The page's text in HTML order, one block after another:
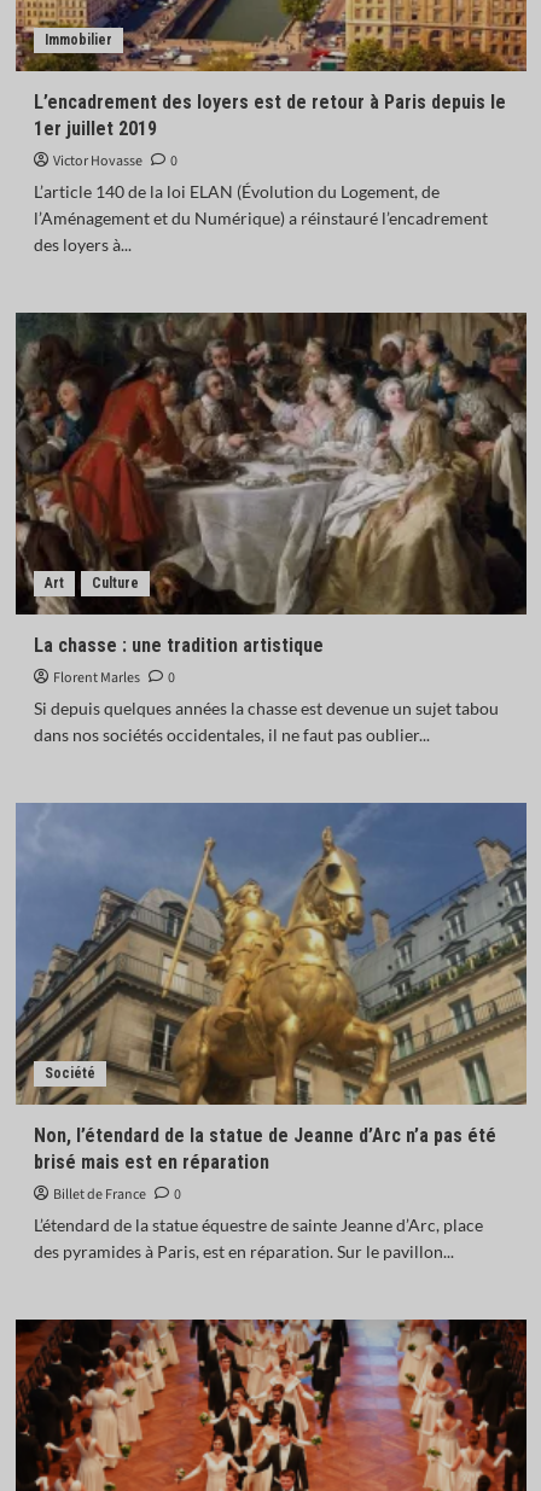
Immobilier
L’encadrement des loyers est de retour à Paris depuis le
1er juillet 2019
Victor Hovasse
0
L’article 140 de la loi ELAN (Évolution du Logement, de
l’Aménagement et du Numérique) a réinstauré l’encadrement
des loyers à...
Art Culture
La chasse : une tradition artistique
Florent Marles
0
Si depuis quelques années la chasse est devenue un sujet tabou
dans nos sociétés occidentales, il ne faut pas oublier...
Société
Non, l’étendard de la statue de Jeanne d’Arc n’a pas été
brisé mais est en réparation
Billet de France
0
L’étendard de la statue équestre de sainte Jeanne d’Arc, place
des pyramides à Paris, est en réparation. Sur le pavillon...